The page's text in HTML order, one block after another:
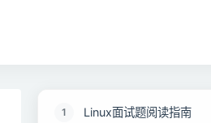
1 Linux面试题阅读指南